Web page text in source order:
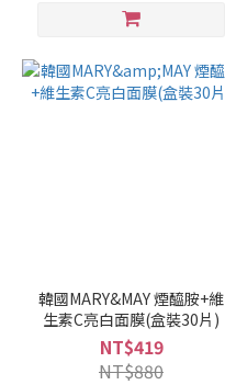
韓國MARY&MAY 煙醯胺+維
生素C亮白面膜(盒裝30片)
NT$419
NT$880